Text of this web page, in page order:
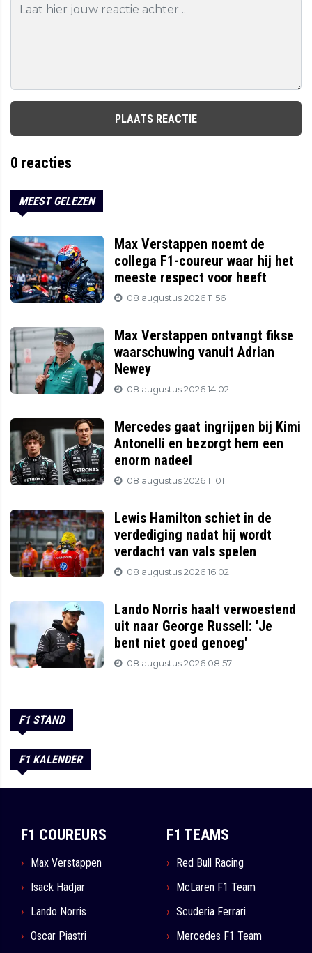
PLAATS REACTIE
0 reacties
MEEST GELEZEN
Max Verstappen noemt de
collega F1-coureur waar hij het
meeste respect voor heeft
08 augustus 2026 11:56
Max Verstappen ontvangt fikse
waarschuwing vanuit Adrian
Newey
08 augustus 2026 14:02
Mercedes gaat ingrijpen bij Kimi
Antonelli en bezorgt hem een
enorm nadeel
08 augustus 2026 11:01
Lewis Hamilton schiet in de
verdediging nadat hij wordt
verdacht van vals spelen
08 augustus 2026 16:02
Lando Norris haalt verwoestend
uit naar George Russell: 'Je
bent niet goed genoeg'
08 augustus 2026 08:57
F1 STAND
F1 KALENDER
F1 COUREURS
Max Verstappen
Isack Hadjar
Lando Norris
Oscar Piastri
F1 TEAMS
Red Bull Racing
McLaren F1 Team
Scuderia Ferrari
Mercedes F1 Team